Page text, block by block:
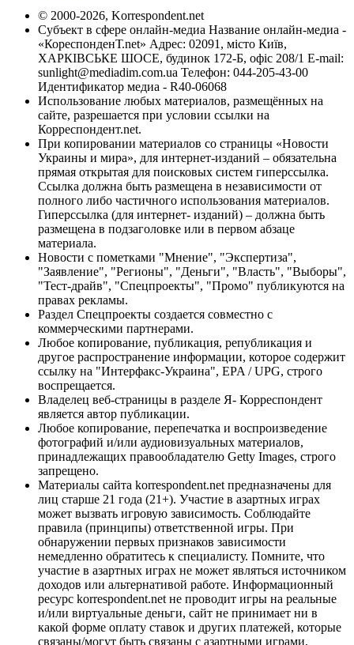
© 2000-2026, Korrespondent.net
Субъект в сфере онлайн-медиа Название онлайн-медиа -
«КореспонденТ.net» Адрес: 02091, місто Київ,
ХАРКІВСЬКЕ ШОСЕ, будинок 172-Б, офіс 208/1 E-mail:
sunlight@mediadim.com.ua Телефон: 044-205-43-00
Идентификатор медиа - R40-06068
Использование любых материалов, размещённых на
сайте, разрешается при условии ссылки на
Корреспондент.net.
При копировании материалов со страницы «Новости
Украины и мира», для интернет-изданий – обязательна
прямая открытая для поисковых систем гиперссылка.
Ссылка должна быть размещена в независимости от
полного либо частичного использования материалов.
Гиперссылка (для интернет- изданий) – должна быть
размещена в подзаголовке или в первом абзаце
материала.
Новости с пометками "Мнение", "Экспертиза",
"Заявление", "Регионы", "Деньги", "Власть", "Выборы",
"Тест-драйв", "Спецпроекты", "Промо" публикуются на
правах рекламы.
Раздел Спецпроекты создается совместно с
коммерческими партнерами.
Любое копирование, публикация, републикация и
другое распространение информации, которое содержит
ссылку на "Интерфакс-Украина", EPA / UPG, строго
воспрещается.
Владелец веб-страницы в разделе Я- Корреспондент
является автор публикации.
Любое копирование, перепечатка и воспроизведение
фотографий и/или аудиовизуальных материалов,
принадлежащих правообладателю Getty Images, строго
запрещено.
Материалы сайта korrespondent.net предназначены для
лиц старше 21 года (21+). Участие в азартных играх
может вызвать игровую зависимость. Соблюдайте
правила (принципы) ответственной игры. При
обнаружении первых признаков зависимости
немедленно обратитесь к специалисту. Помните, что
участие в азартных играх не может являться источником
доходов или альтернативой работе. Информационный
ресурс korrespondent.net не проводит игры на реальные
и/или виртуальные деньги, сайт не принимает ни в
какой форме оплату ставок и других платежей, которые
связаны/могут быть связаны с азартными играми,